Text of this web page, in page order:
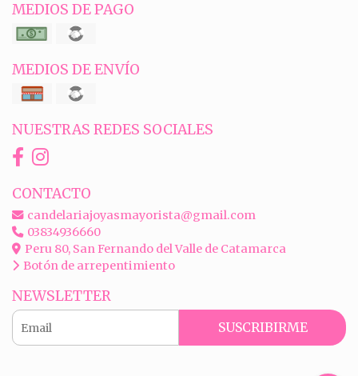
MEDIOS DE PAGO
MEDIOS DE ENVÍO
NUESTRAS REDES SOCIALES
CONTACTO
candelariajoyasmayorista@gmail.com
03834936660
Peru 80, San Fernando del Valle de Catamarca
Botón de arrepentimiento
NEWSLETTER
SUSCRIBIRME